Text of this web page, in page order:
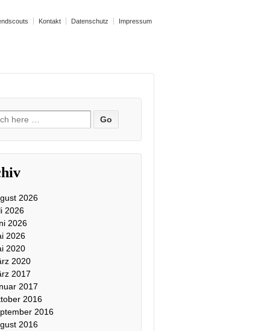
Kontakt Datenschutz Impressum
2026
2026
2026
2026
2020
2020
2017
2017
2016
2016
2016